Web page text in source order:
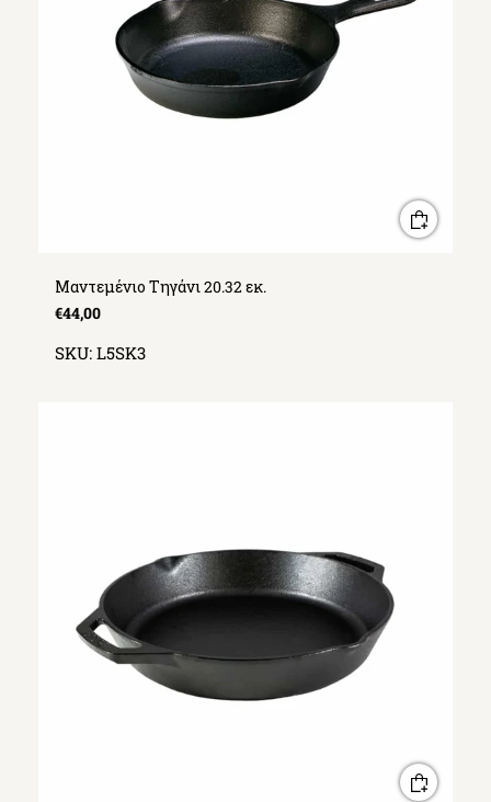
Μαντεμένιο Τηγάνι 20.32 εκ.
€44,00
SKU: L5SK3